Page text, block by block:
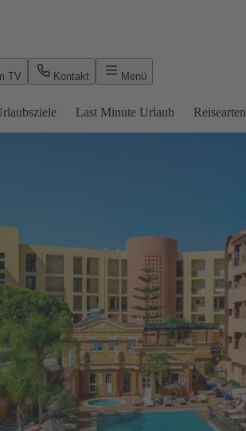
TV Kontakt Menü
Last Minute Urlaub Reisearten